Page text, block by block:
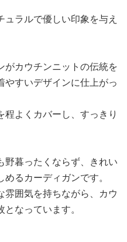
ラルで優しい印象を与え
がカウチンニットの伝統を
すいデザインに仕上がっ
程よくカバーし、すっきり
野暮ったくならず、きれい
るカーディガンです。
雰囲気を持ちながら、カウ
なっています。